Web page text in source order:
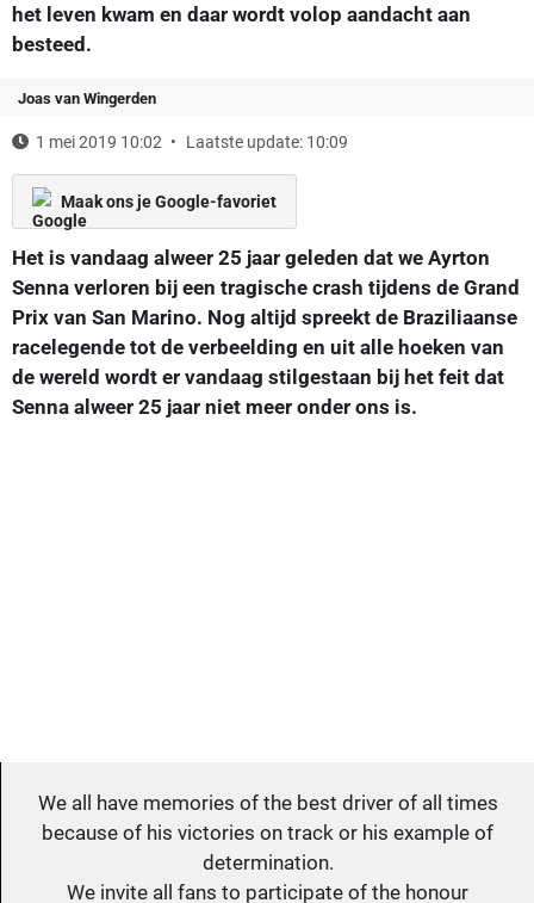
het leven kwam en daar wordt volop aandacht aan
besteed.
Joas van Wingerden
1 mei 2019 10:02 Laatste update: 10:09
Maak ons je Google-favoriet
Het is vandaag alweer 25 jaar geleden dat we Ayrton
Senna verloren bij een tragische crash tijdens de Grand
Prix van San Marino. Nog altijd spreekt de Braziliaanse
racelegende tot de verbeelding en uit alle hoeken van
de wereld wordt er vandaag stilgestaan bij het feit dat
Senna alweer 25 jaar niet meer onder ons is.
We all have memories of the best driver of all times
because of his victories on track or his example of
determination.
We invite all fans to participate of the honour